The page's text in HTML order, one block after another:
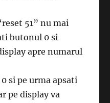
51” nu mai
butonul 0 si
apre numarul
si pe urma apsati
pe display va